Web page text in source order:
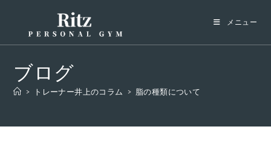
メニュー
ブログ
> トレーナー井上のコラム > 脂の種類について